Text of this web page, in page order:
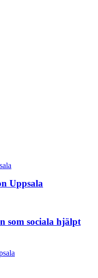
Uppsala
som sociala hjälpt